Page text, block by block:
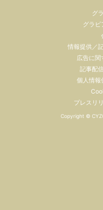
グ
グラビ
情報提供／
広告に関
記事配
個人情報
プレスリ
Copyright ©